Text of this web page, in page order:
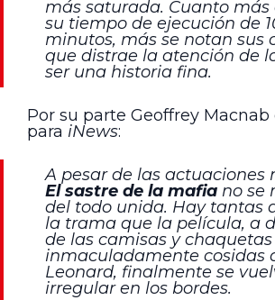
más saturada. Cuanto más
su tiempo de ejecución de
minutos, más se notan sus
que distrae la atención de
ser una historia fina.
Por su parte Geoffrey Macnab
para iNews:
A pesar de las actuaciones
El sastre de la mafia no se
del todo unida. Hay tantas
la trama que la película, a
de las camisas y chaquetas
inmaculadamente cosidas
Leonard, finalmente se
irregular en los bordes.